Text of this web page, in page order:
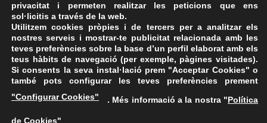
Centre Cívic Casinet
d’Hostafrancs
FAQs
privacitat i permeten realitzar les peticions que ens
sol·licitis a través de la web.
Utilitzem cookies pròpies i de tercers per a analitzar els
nostres serveis i mostrar-te publicitat relacionada amb les
teves preferències sobre la base d’un perfil elaborat amb els
teus hàbits de navegació (per exemple, pàgines visitades).
Si consents la seva instal·lació prem "Acceptar Cookies" o
també pots configurar les teves preferències prement
"Configurar Cookies"
. Més informació a la nostra "Política
de Cookies"